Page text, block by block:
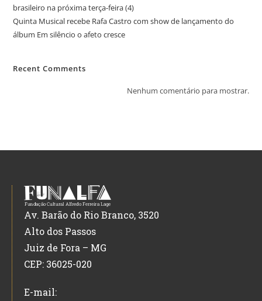
brasileiro na próxima terça-feira (4)
Quinta Musical recebe Rafa Castro com show de lançamento do
álbum Em silêncio o afeto cresce
Recent Comments
Nenhum comentário para mostrar.
Av. Barão do Rio Branco, 3520
Alto dos Passos
Juiz de Fora – MG
CEP: 36025-020
E-mail: